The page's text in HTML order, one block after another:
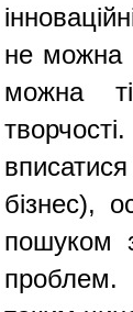
не можна
можна
бізнес),
пошуком
проблем.